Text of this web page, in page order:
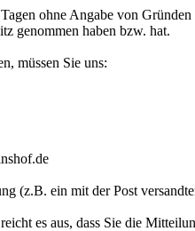
ohne Angabe von
genommen haben bzw. hat.
müssen Sie uns:
(z.B. ein mit der Post
es aus, dass Sie die